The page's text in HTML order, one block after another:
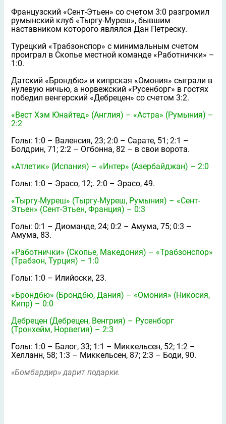
Французский «Сент-Этьен» со счетом 3:0 разгромил
румынский клуб «Тыргу-Муреш», бывшим
наставником которого являлся Дан Петреску.
Турецкий «Трабзонспор» с минимальным счетом
проиграл в Скопье местной команде «Работнички» –
1:0.
Датский «Брондбю» и кипрская «Омония» сыграли в
нулевую ничью, а норвежский «Русенборг» в гостях
победил венгерский «Дебрецен» со счетом 3:2.
«Вест Хэм Юнайтед» (Англия) – «Астра» (Румыния) –
2:2
Голы: 1:0 – Валенсия, 23; 2:0 – Сарате, 51; 2:1 –
Болдрин, 71; 2:2 – Огбонна, 82 – в свои ворота.
«Атлетик» (Испания) – «Интер» (Азербайджан) – 2:0
Голы: 1:0 – Эрасо, 12;. 2:0 – Эрасо, 49.
«Тыргу-Муреш» (Тыргу-Муреш, Румыния) – «Сент-
Этьен» (Сент-Этьен, Франция) – 0:3
Голы: 0:1 – Диоманде, 24; 0:2 – Амума, 75; 0:3 –
Амума, 83.
«Работнички» (Скопье, Македония) – «Трабзонспор»
(Трабзон, Турция) – 1:0
Голы: 1:0 – Илийоски, 23.
«Брондбю» (Брондбю, Дания) – «Омония» (Никосия,
Кипр) – 0:0
Дебрецен (Дебрецен, Венгрия) – Русенборг
(Тронхейм, Норвегия) – 2:3
Голы: 1:0 – Балог, 33; 1:1 – Миккельсен, 52; 1:2 –
Хелланн, 58; 1:3 – Миккельсен, 87; 2:3 – Боди, 90.
«Бомбардир» дарит подарки.